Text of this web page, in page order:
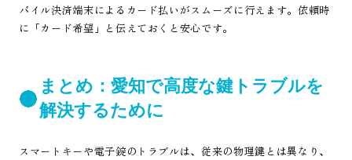
バイル決済端末によるカード払いがスムーズに行えます。依頼時
に「カード希望」と伝えておくと安心です。
まとめ：愛知で高度な鍵トラブルを
解決するために
スマートキーや電子錠のトラブルは、従来の物理鍵とは異なり、